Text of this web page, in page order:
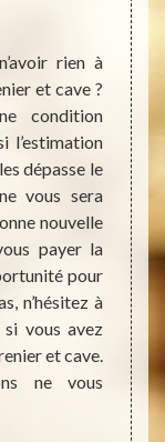
rien à
et cave ?
condition
l’estimation
dépasse le
vous sera
nouvelle
payer la
pour
n’hésitez à
vous avez
et cave.
ne vous
En
des
une